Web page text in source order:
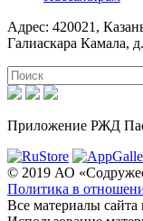
Адрес: 420021,
Галиаскара Камала,
Приложение РЖД
© 2019 АО
Политика в
Все материалы